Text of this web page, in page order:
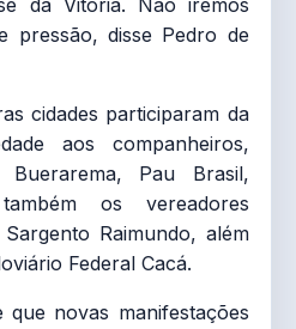
da Vitória. Não iremos
pressão, disse Pedro de
cidades participaram da
aos companheiros,
Pau Brasil,
os vereadores
Raimundo, além
Federal Cacá.
que novas manifestações